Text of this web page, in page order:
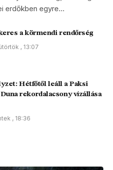
erdőkben egyre…
a körmendi rendőrség
, 13:07
Hétfőtől leáll a Paksi
rekordalacsony vízállása
, 18:36